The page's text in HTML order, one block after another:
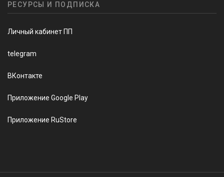
РЕСУРСЫ И ПОДПИСКА
Личный кабинет ПП
telegram
ВКонтакте
Приложение Google Play
Приложение RuStore